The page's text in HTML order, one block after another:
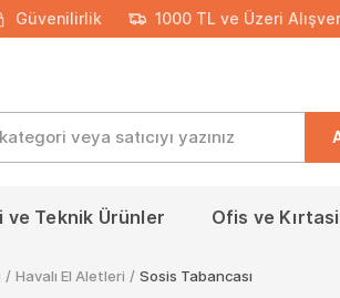
Güvenilirlik 1000 TL ve Üzeri
ve Teknik Ürünler Ofis ve
/ Havalı El Aletleri / Sosis Tabancası